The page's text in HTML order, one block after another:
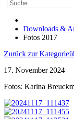
Downloads &
Fotos 2017
Zurück zur
17. November 2024
Fotos: Karina